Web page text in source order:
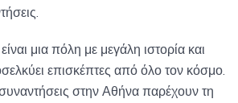
μια πόλη με μεγάλη ιστορία και
επισκέπτες από όλο τον κόσμο.
συναντήσεις στην Αθήνα παρέχουν τη